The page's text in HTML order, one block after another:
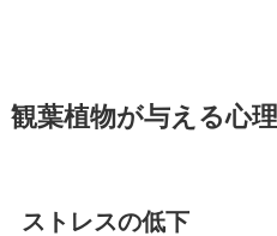
観葉植物が与える心
ストレスの低下